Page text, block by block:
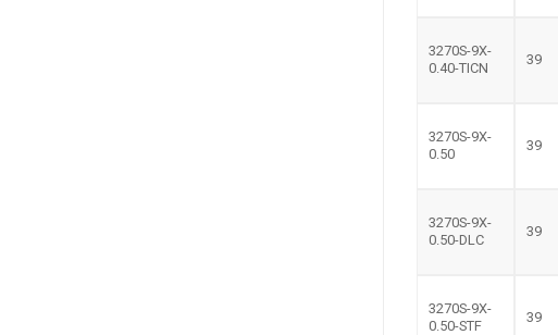
3270S-9X-
0.40-TICN
39
3270S-9X-
0.50
39
3270S-9X-
0.50-DLC
39
3270S-9X-
0.50-STF
39